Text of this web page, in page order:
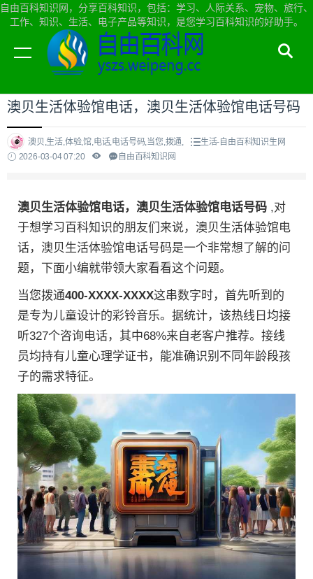
自由百科知识网，分享百科知识，包括：学习、人际关系、宠物、旅行、
工作、知识、生活、电子产品等知识，是您学习百科知识的好助手。
当前位置：自由百科知识网首页>生活
澳贝生活体验馆电话，澳贝生活体验馆电话号码
澳贝,生活,体验,馆,电话,电话号码,当您,拨通,
生活-自由百科知识生网
2026-03-04 07:20
自由百科知识网
澳贝生活体验馆电话，澳贝生活体验馆电话号码 ,对
于想学习百科知识的朋友们来说，澳贝生活体验馆电
话，澳贝生活体验馆电话号码是一个非常想了解的问
题，下面小编就带领大家看看这个问题。
当您拨通400-XXXX-XXXX这串数字时，首先听到的
是专为儿童设计的彩铃音乐。据统计，该热线日均接
听327个咨询电话，其中68%来自老客户推荐。接线
员均持有儿童心理学证书，能准确识别不同年龄段孩
子的需求特征。